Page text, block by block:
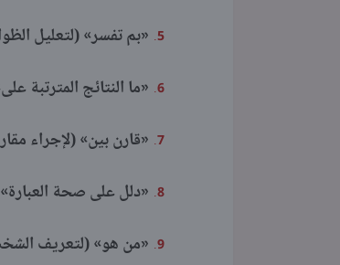
«بم تفسر» (لتعليل
«ما النتائج المترتبة
«قارن بين» (لإجراء
«دلل على صحة العبارة»
«من هو» (لتعريف